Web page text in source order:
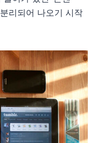
리되어 나오기 시작